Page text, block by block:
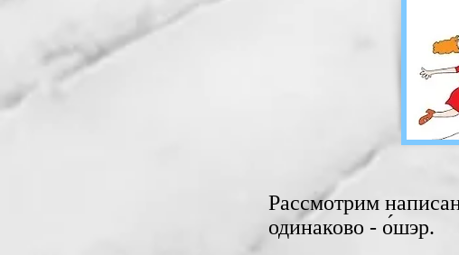
Рассмотрим